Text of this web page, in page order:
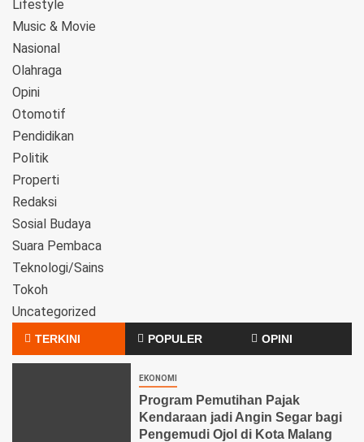
Lifestyle
Music & Movie
Nasional
Olahraga
Opini
Otomotif
Pendidikan
Politik
Properti
Redaksi
Sosial Budaya
Suara Pembaca
Teknologi/Sains
Tokoh
Uncategorized
TERKINI POPULER OPINI
EKONOMI
Program Pemutihan Pajak
Kendaraan jadi Angin Segar bagi
Pengemudi Ojol di Kota Malang